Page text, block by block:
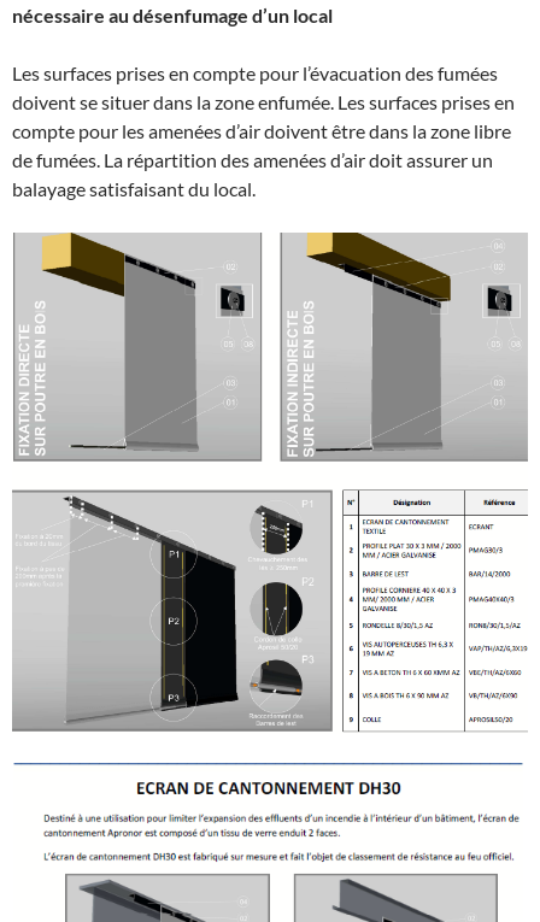
nécessaire au désenfumage d’un local
Les surfaces prises en compte pour l’évacuation des fumées
doivent se situer dans la zone enfumée. Les surfaces prises en
compte pour les amenées d’air doivent être dans la zone libre
de fumées. La répartition des amenées d’air doit assurer un
balayage satisfaisant du local.